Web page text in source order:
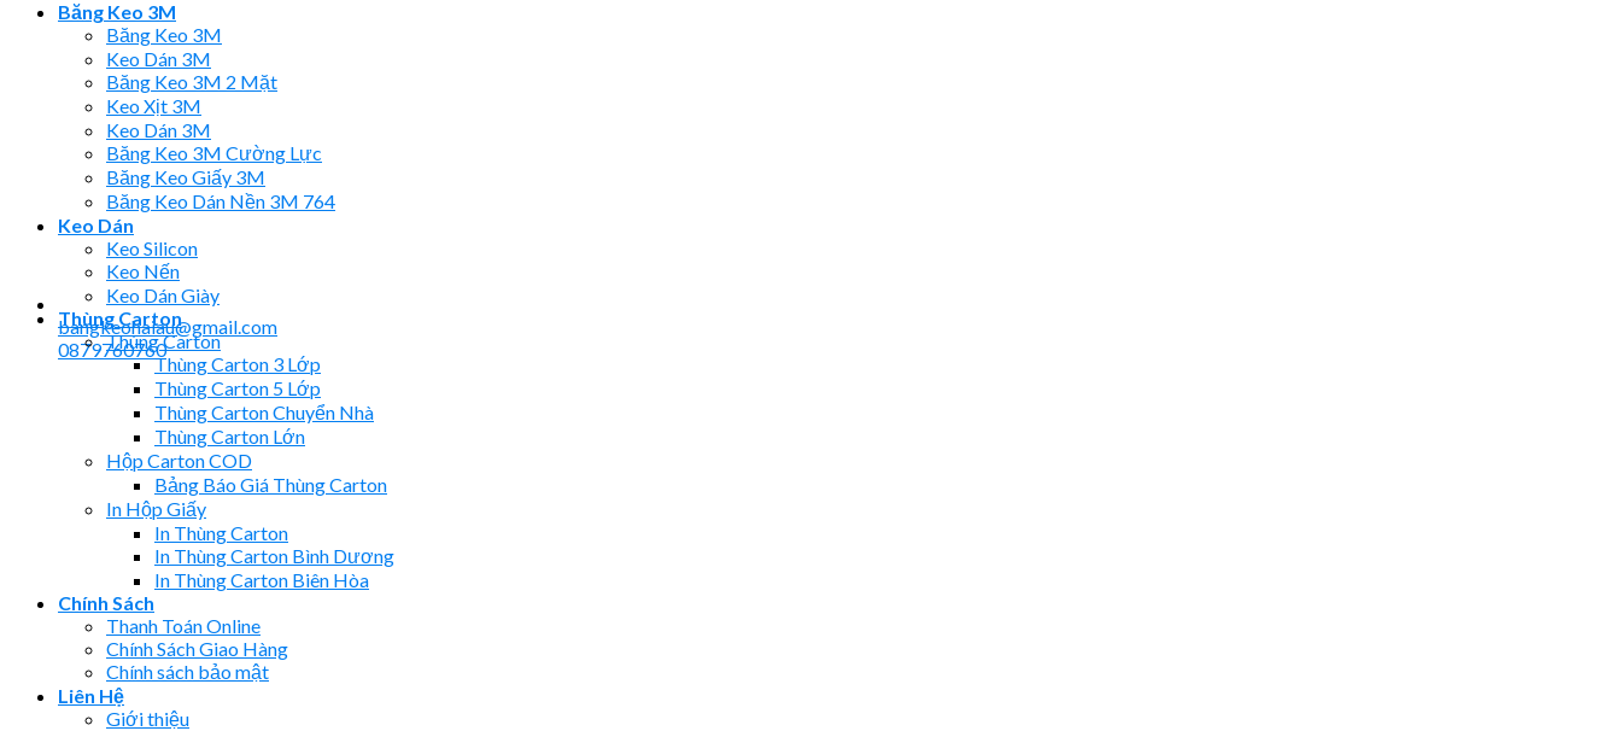
bangkeohaiau@gmail.com
0879760760
Băng Keo 3M
Băng Keo 3M
Keo Dán 3M
Băng Keo 3M 2 Mặt
Keo Xịt 3M
Keo Dán 3M
Băng Keo 3M Cường Lực
Băng Keo Giấy 3M
Băng Keo Dán Nền 3M 764
Keo Dán
Keo Silicon
Keo Nến
Keo Dán Giày
Thùng Carton
Thùng Carton
Thùng Carton 3 Lớp
Thùng Carton 5 Lớp
Thùng Carton Chuyển Nhà
Thùng Carton Lớn
Hộp Carton COD
Bảng Báo Giá Thùng Carton
In Hộp Giấy
In Thùng Carton
In Thùng Carton Bình Dương
In Thùng Carton Biên Hòa
Chính Sách
Thanh Toán Online
Chính Sách Giao Hàng
Chính sách bảo mật
Liên Hệ
Giới thiệu